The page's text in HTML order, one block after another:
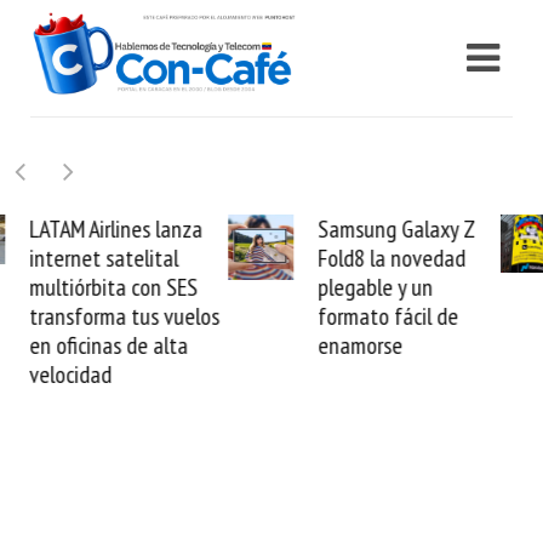
Samsung Galaxy Z
Fold8 la novedad
plegable y un
formato fácil de
enamorse
Cashea levanta 100
millones de dólares y
valida el crédito del
venezolano ante el
mundo